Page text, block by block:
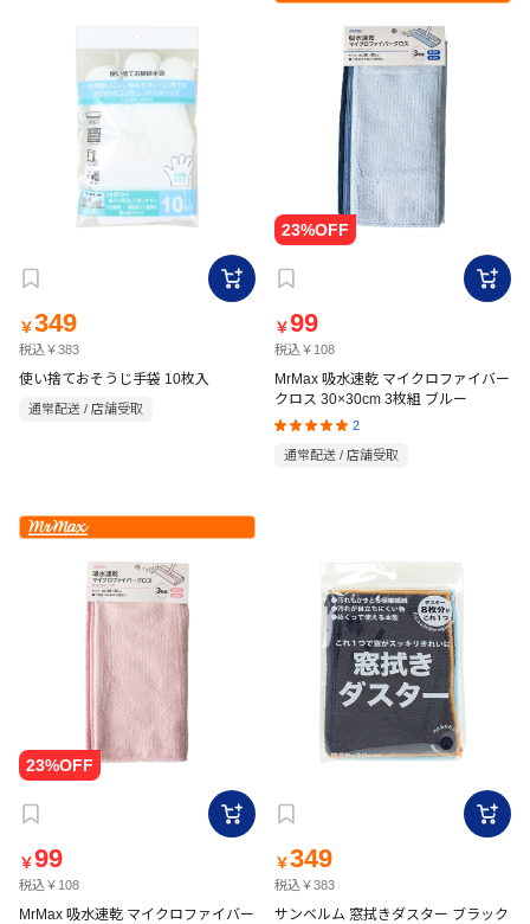
￥349
税込￥383
使い捨ておそうじ手袋 10枚入
通常配送 / 店舗受取
￥99
税込￥108
MrMax 吸水速乾 マイクロファイバー
クロス 30×30cm 3枚組 ブルー
2
通常配送 / 店舗受取
￥99
税込￥108
MrMax 吸水速乾 マイクロファイバー
￥349
税込￥383
サンベルム 窓拭きダスター ブラック